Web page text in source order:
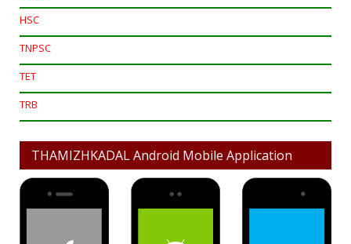
HSC
TNPSC
TET
TRB
THAMIZHKADAL Android Mobile Application